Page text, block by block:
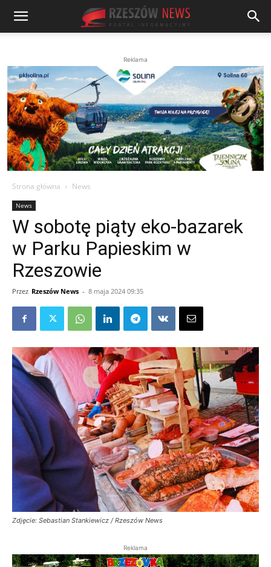
Reklama
Strona główna News
News
W sobotę piąty eko-bazarek
w Parku Papieskim w
Rzeszowie
Przez Rzeszów News - 8 maja 2024 09:35
Zdjęcie: Sebastian Stankiewicz / Rzeszów News
Reklama